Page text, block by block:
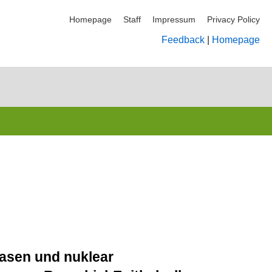
Homepage Staff Impressum Privacy Policy
Feedback Homepage
und nuklear